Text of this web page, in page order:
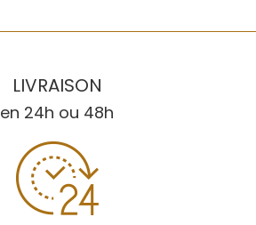
LIVRAISON
en 24h ou 48h